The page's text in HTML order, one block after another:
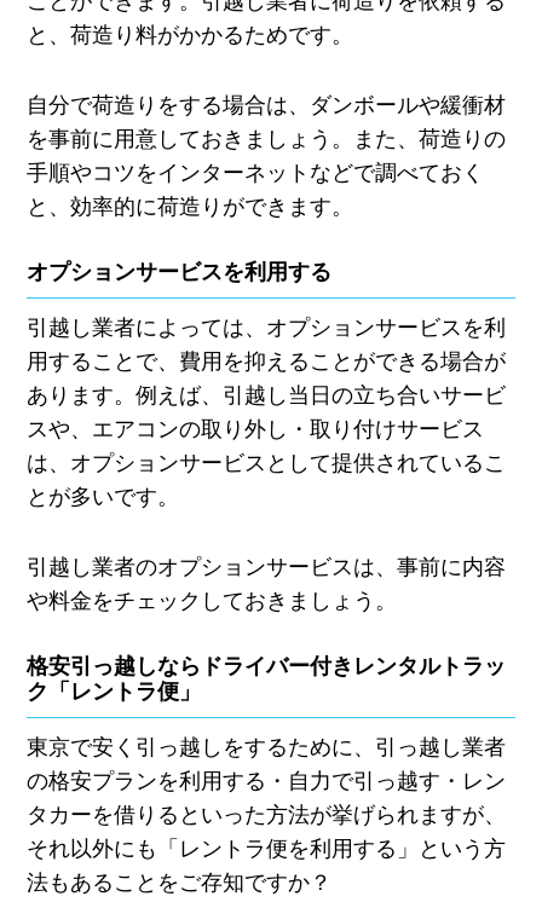
と、荷造り料がかかるためです。
自分で荷造りをする場合は、ダンボールや緩衝材
を事前に用意しておきましょう。また、荷造りの
手順やコツをインターネットなどで調べておく
と、効率的に荷造りができます。
オプションサービスを利用する
引越し業者によっては、オプションサービスを利
用することで、費用を抑えることができる場合が
あります。例えば、引越し当日の立ち合いサービ
スや、エアコンの取り外し・取り付けサービス
は、オプションサービスとして提供されているこ
とが多いです。
引越し業者のオプションサービスは、事前に内容
や料金をチェックしておきましょう。
格安引っ越しならドライバー付きレンタルトラッ
ク「レントラ便」
東京で安く引っ越しをするために、引っ越し業者
の格安プランを利用する・自力で引っ越す・レン
タカーを借りるといった方法が挙げられますが、
それ以外にも「レントラ便を利用する」という方
法もあることをご存知ですか？